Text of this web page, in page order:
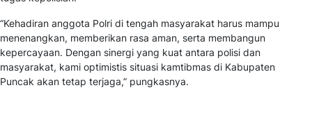
“Kehadiran anggota Polri di tengah masyarakat harus mampu
menenangkan, memberikan rasa aman, serta membangun
kepercayaan. Dengan sinergi yang kuat antara polisi dan
masyarakat, kami optimistis situasi kamtibmas di Kabupaten
Puncak akan tetap terjaga,” pungkasnya.